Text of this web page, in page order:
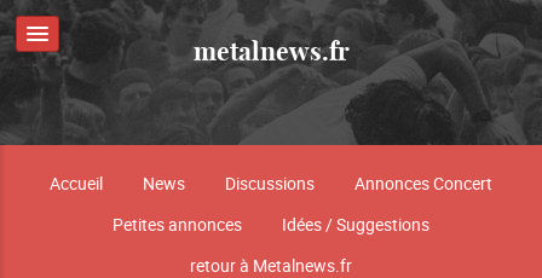
metalnews.fr
Accueil News Discussions
Annonces Concert
Petites annonces
Idées / Suggestions
retour à Metalnews.fr